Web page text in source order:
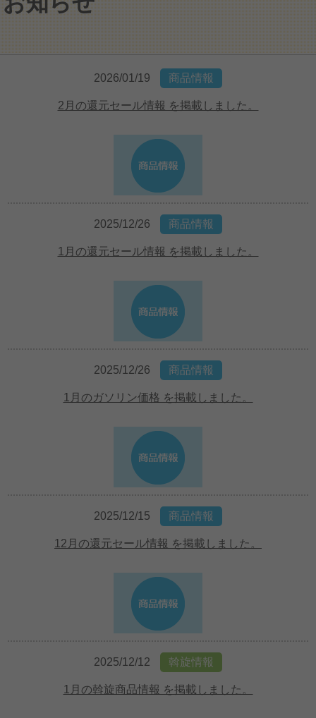
2026/01/19 商品情報
2月の還元セール情報 を掲載しました。
2025/12/26 商品情報
1月の還元セール情報 を掲載しました。
2025/12/26 商品情報
1月のガソリン価格 を掲載しました。
2025/12/15 商品情報
12月の還元セール情報 を掲載しました。
2025/12/12 斡旋情報
1月の斡旋商品情報 を掲載しました。